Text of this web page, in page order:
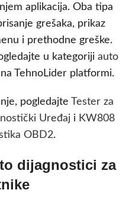
aplikacija. Oba tipa
grešaka, prikaz
i prethodne greške.
u kategoriji auto
na TehnoLider platformi.
pogledajte Tester za
Uređaj i KW808
OBD2.
dijagnostici za